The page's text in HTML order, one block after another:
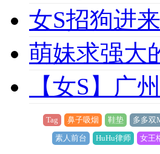
女S招狗进
萌妹求强大
【女S】广
Tag 鼻子吸烟 鞋垫 多多双
素人前台
HuHu律师 女王